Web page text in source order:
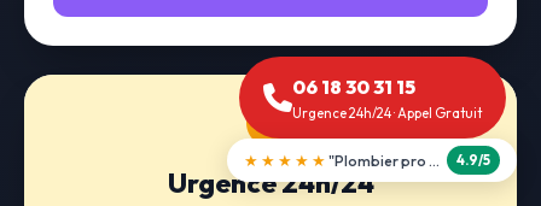
Urgence 24h/24
06 18 30 31 15
Urgence 24h/24 · Appel Gratuit
★★★★★ "Débouchage WC en 30 min" 5.0/5